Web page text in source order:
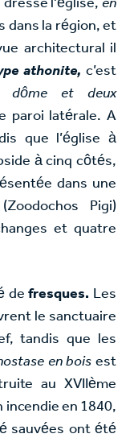
dans la région, et
architectural il
athonite, c’est
dôme et deux
paroi latérale. A
que l’église à
à cinq côtés,
dans une
Pigi)
et quatre
defresques. Les
le sanctuaire
tandis que les
en bois est
au XVIIème
incendie en 1840,
sauvées ont été